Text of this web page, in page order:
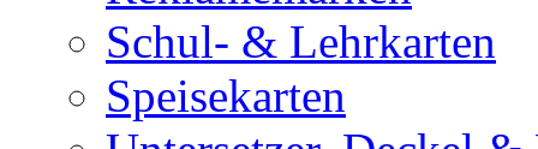
Schul- & Lehrkarten
Speisekarten